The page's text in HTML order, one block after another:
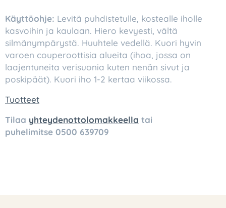
Käyttöohje: Levitä puhdistetulle, kostealle iholle
kasvoihin ja kaulaan. Hiero kevyesti, vältä
silmänympärystä. Huuhtele vedellä. Kuori hyvin
varoen couperoottisia alueita (ihoa, jossa on
laajentuneita verisuonia kuten nenän sivut ja
poskipäät). Kuori iho 1-2 kertaa viikossa.
Tuotteet
Tilaa yhteydenottolomakkeella tai
puhelimitse 0500 639709